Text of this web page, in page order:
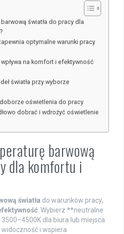
światła do pracy dla
optymalne warunki pracy
na komfort i efektywność
światła przy wyborze
oświetlenia do pracy
dobrać i wdrożyć oświetlenie
barwową
dla komfortu i
światła do warunków pracy,
. Wybierz **neutralne
dla biura lub miejsca
i wspiera